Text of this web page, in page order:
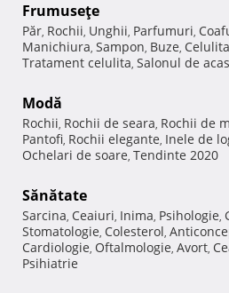
Frumuseţe
Păr, Rochii, Unghii, Parfumuri,
Manichiura, Sampon, Buze, Celulita
Tratament celulita, Salonul de
Modă
Rochii, Rochii de seara, Rochii de
Pantofi, Rochii elegante, Inele de
Ochelari de soare, Tendinte 2020
Sănătate
Sarcina, Ceaiuri, Inima, Psihologie,
Stomatologie, Colesterol,
Cardiologie, Oftalmologie, Avort,
Psihiatrie